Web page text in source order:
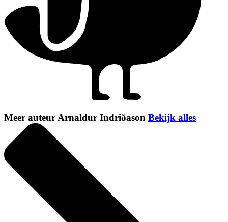
Meer auteur Arnaldur Indriðason Bekijk alles